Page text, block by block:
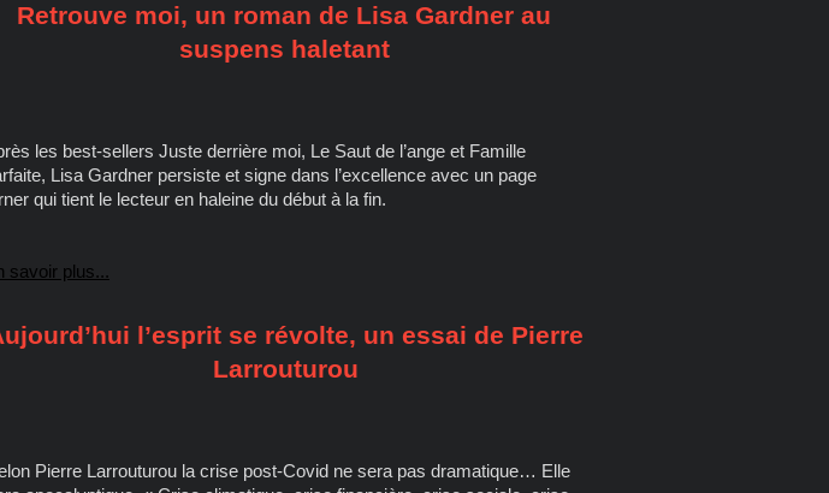
Retrouve moi, un roman de Lisa Gardner au
suspens haletant
les best-sellers Juste derrière moi, Le Saut de l’ange et Famille
Lisa Gardner persiste et signe dans l’excellence avec un page
qui tient le lecteur en haleine du début à la fin.
savoir plus...
l’esprit se révolte, un essai de Pierre
Larrouturou
Pierre Larrouturou la crise post-Covid ne sera pas dramatique… Elle